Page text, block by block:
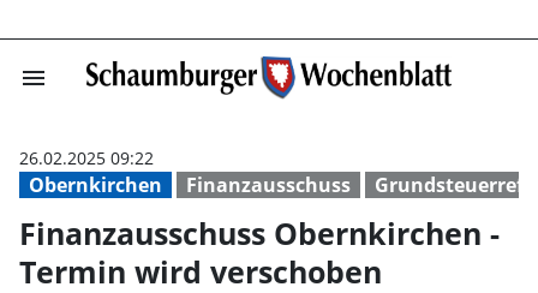
menu
Obernkirchen Finanzausschuss
26.02.2025 09:22
Finanzausschuss Obernkirchen -
Termin wird verschoben